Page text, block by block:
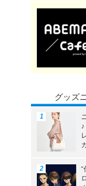
グッズ
“